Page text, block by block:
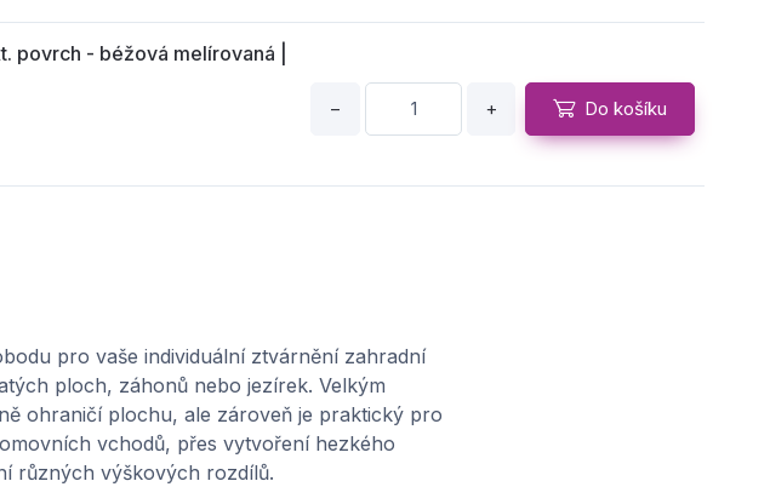
povrch - béžová melírovaná |
− + Do košíku
pro vaše individuální ztvárnění zahradní
ploch, záhonů nebo jezírek. Velkým
ohraničí plochu, ale zároveň je praktický pro
vchodů, přes vytvoření hezkého
různých výškových rozdílů.